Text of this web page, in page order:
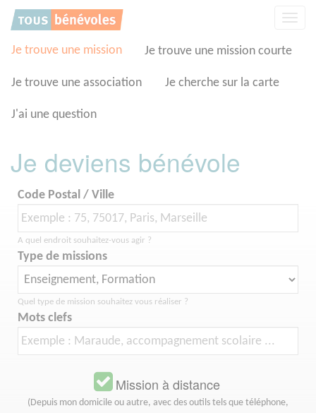
Je trouve une mission Je trouve une mission courte
Je trouve une association Je cherche sur la carte
J'ai une question
Je deviens bénévole
Code Postal / Ville
A quel endroit souhaitez-vous agir ?
Type de missions
Quel type de mission souhaitez vous réaliser ?
Mots clefs
Mission à distance
(Depuis mon domicile ou autre, avec des outils tels que téléphone,
Panneau de gestion des cookies